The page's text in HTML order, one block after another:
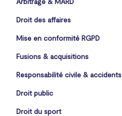
Droit des affaires
Mise en conformité RGPD
Fusions & acquisitions
Responsabilité civile & accidents
Droit public
Droit du sport